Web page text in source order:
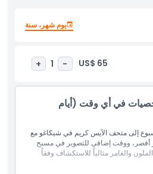
والإبداع والدلال. سواء كنت محليًا
إلى عالم من الخيال والحلاوة.
يوم شهر، سنة
US$ 65
-
1
+
في أي وقت (أيام
إلى متحف الآيس كريم في شيكاغو مع
أقصر، ووقت إضافي للتصوير في مسبح
والغامر مثالياً للاستكشاف وفقاً